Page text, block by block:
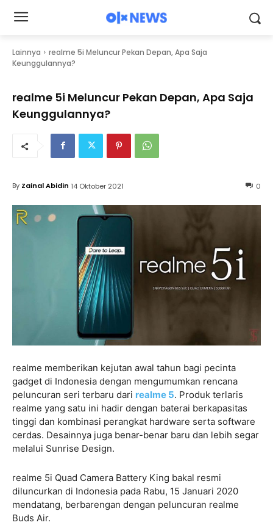
Lainnya
realme 5i Meluncur Pekan Depan, Apa Saja
Keunggulannya?
realme 5i Meluncur Pekan Depan, Apa Saja
Keunggulannya?
0
By Zainal Abidin 14 Oktober 2021
realme memberikan kejutan awal tahun bagi pecinta
gadget di Indonesia dengan mengumumkan rencana
peluncuran seri terbaru dari realme 5. Produk terlaris
realme yang satu ini hadir dengan baterai berkapasitas
tinggi dan kombinasi perangkat hardware serta software
cerdas. Desainnya juga benar-benar baru dan lebih segar
melalui Sunrise Design.
realme 5i Quad Camera Battery King bakal resmi
diluncurkan di Indonesia pada Rabu, 15 Januari 2020
mendatang, berbarengan dengan peluncuran realme
Buds Air.